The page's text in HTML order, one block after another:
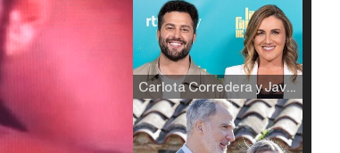
Carlota Corredera y Javier de Hoyos: "La tele tiene que representar al público también y aquí están todos los perfiles posibles&quo;